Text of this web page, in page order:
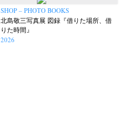
SHOP – PHOTO BOOKS
北島敬三写真展 図録『借りた場所、借
りた時間』
2026